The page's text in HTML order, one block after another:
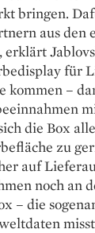
bringen.
aus den
für
kommen –
die Box
zu
auf
noch an
– die